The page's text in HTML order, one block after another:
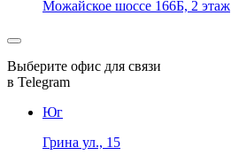
Можайское шоссе 166Б, 2 этаж
Выберите офис для связи
в Telegram
Юг
Грина ул., 15